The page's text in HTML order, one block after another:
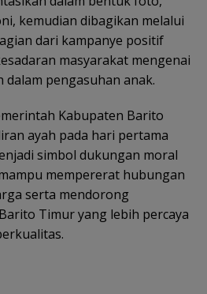
kemudian dibagikan melalui
dari kampanye positif
masyarakat mengenai
pengasuhan anak.
Kabupaten Barito
ayah pada hari pertama
simbol dukungan moral
mempererat hubungan
serta mendorong
Timur yang lebih percaya